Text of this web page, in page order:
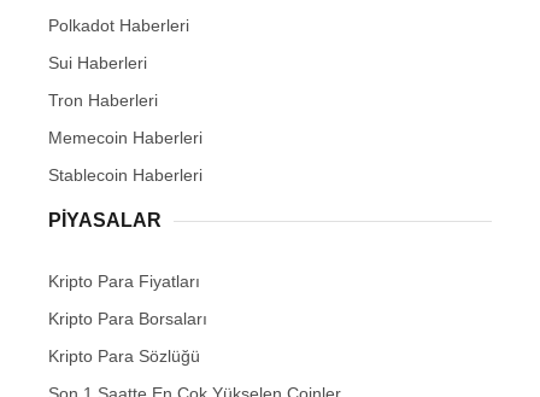
Polkadot Haberleri
Sui Haberleri
Tron Haberleri
Memecoin Haberleri
Stablecoin Haberleri
PIYASALAR
Kripto Para Fiyatları
Kripto Para Borsaları
Kripto Para Sözlüğü